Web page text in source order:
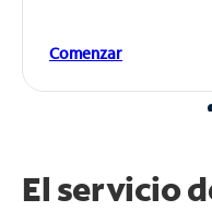
Comenzar
El servicio